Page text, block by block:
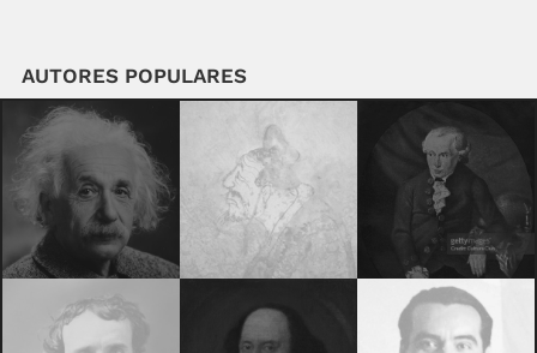
AUTORES POPULARES